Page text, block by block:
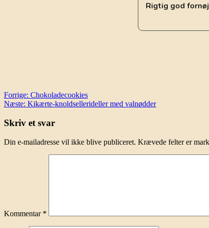
Rigtig god
Indlægsnavigation
Forrige: Chokoladecookies
Næste: Kikærte-knoldsellerideller med valnødder
Skriv et svar
Din e-mailadresse vil ikke blive publiceret. Krævede felter er
Kommentar *